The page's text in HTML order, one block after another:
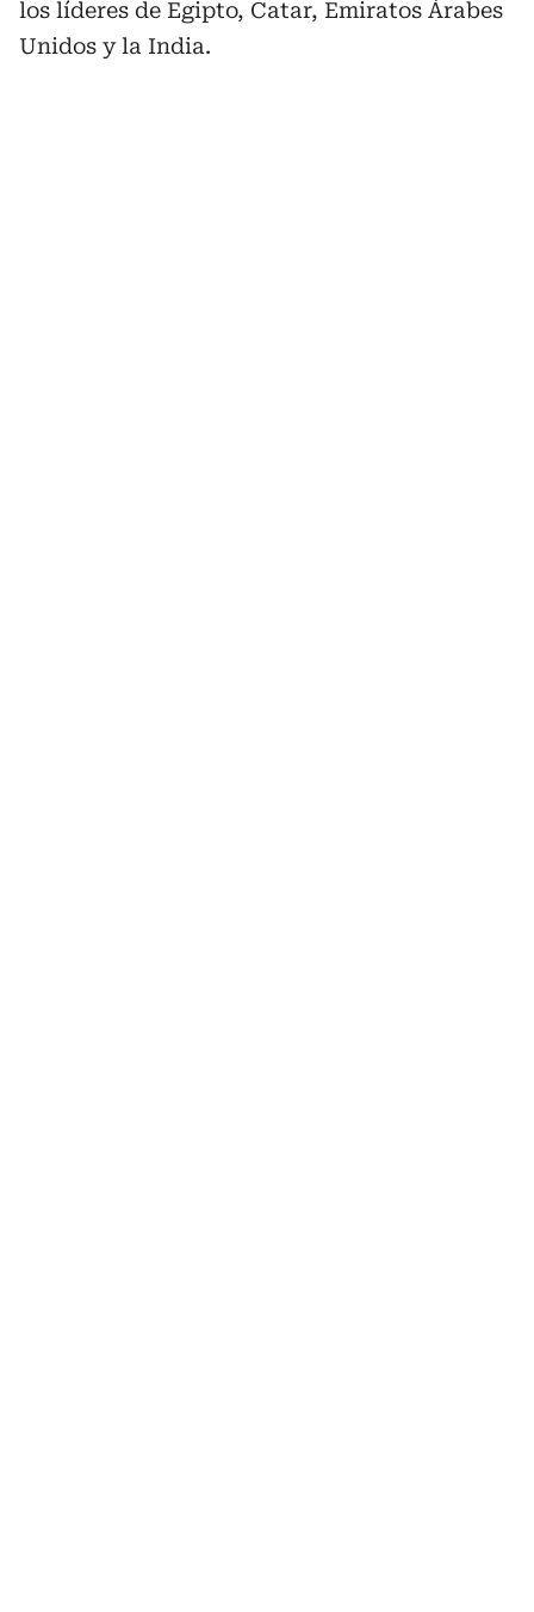
los líderes de Egipto, Catar, Emiratos Árabes
Unidos y la India.